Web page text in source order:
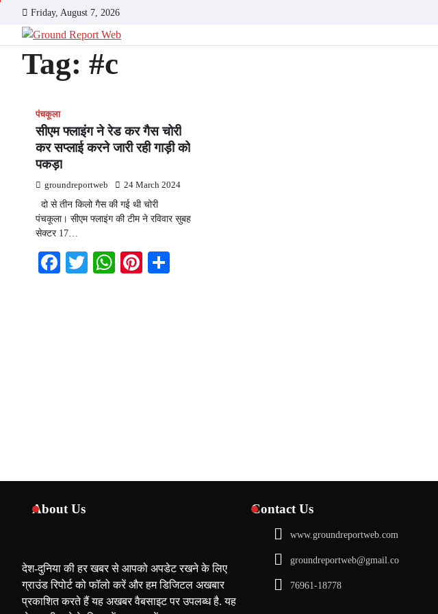
content
Friday, August 7, 2026
Tag: #c
पंचकूला
सीएम फ्लाइंग ने रेड कर गैस चोरी
कर सप्लाई करने जारी रही गाड़ी को
पकड़ा
groundreportweb 24 March 2024
दो से तीन किलो गैस की गई थी चोरी
पंचकूला। सीएम फ्लाइंग की टीम ने रविवार सुबह
सेक्टर 17…
Facebook
TwitterWhatsApp
Pinterest
About Us
देश-दुनिया की हर खबर से आपको अपडेट रखने के लिए
ग्राउंड रिपोर्ट को फॉलो करें और हम डिजिटल अखबार
प्रकाशित करते हैं यह अखबर वैबसाइट पर उपलब्ध है. यह
Contact Us
www.groundreportweb.com
groundreportweb@gmail.co
76961-18778